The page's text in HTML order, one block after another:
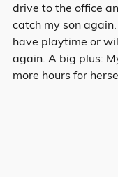
drive to the office
catch my son
have playtime or
again. A big plus:
more hours for